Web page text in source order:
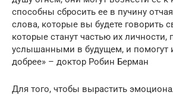
способны сбросить ее в пучину
слова, которые вы будете говорить
которые станут частью их
услышанными в будущем, и помогут
добрее» – доктор Робин Берман
Для того, чтобы вырастить